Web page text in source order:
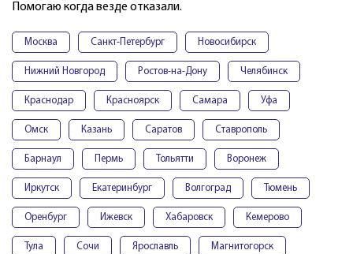
Помогаю когда везде отказали.
Москва Санкт-Петербург Новосибирск
Нижний Новгород Ростов-на-Дону Челябинск
Краснодар Красноярск Самара Уфа
Омск Казань Саратов Ставрополь
Барнаул Пермь Тольятти Воронеж
Иркутск Екатеринбург Волгоград Тюмень
Оренбург Ижевск Хабаровск Кемерово
Тула Сочи Ярославль Магнитогорск